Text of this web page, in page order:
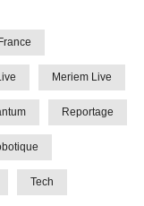
France
Meriem Live
Reportage
Tech